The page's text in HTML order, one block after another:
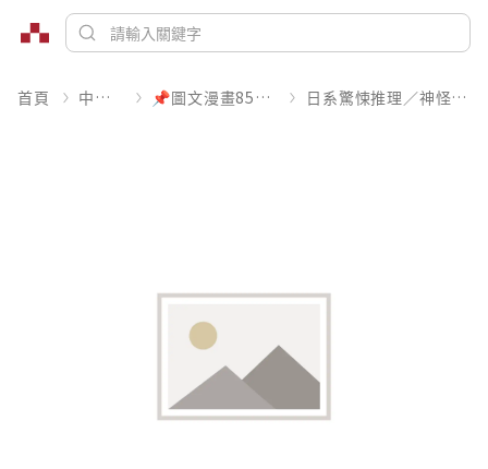
首頁 中文書 📌圖文漫畫85折起 日系驚悚推理／神怪靈異